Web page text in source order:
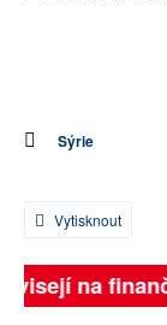
Sýrie
Vytisknout
na